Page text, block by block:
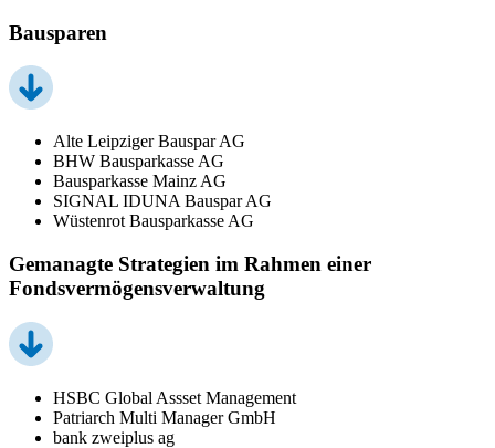
Bausparen
Alte Leipziger Bauspar AG
BHW Bausparkasse AG
Bausparkasse Mainz AG
SIGNAL IDUNA Bauspar AG
Wüstenrot Bausparkasse AG
Gemanagte Strategien im Rahmen einer
Fondsvermögensverwaltung
HSBC Global Assset Management
Patriarch Multi Manager GmbH
bank zweiplus ag